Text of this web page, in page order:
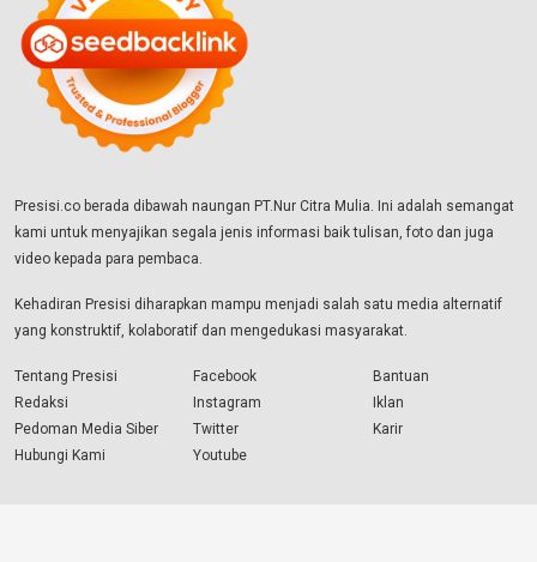
Presisi.co berada dibawah naungan PT.Nur Citra Mulia. Ini adalah semangat
kami untuk menyajikan segala jenis informasi baik tulisan, foto dan juga
video kepada para pembaca.
Kehadiran Presisi diharapkan mampu menjadi salah satu media alternatif
yang konstruktif, kolaboratif dan mengedukasi masyarakat.
Tentang Presisi
Redaksi
Pedoman Media Siber
Hubungi Kami
Facebook
Instagram
Twitter
Youtube
Bantuan
Iklan
Karir